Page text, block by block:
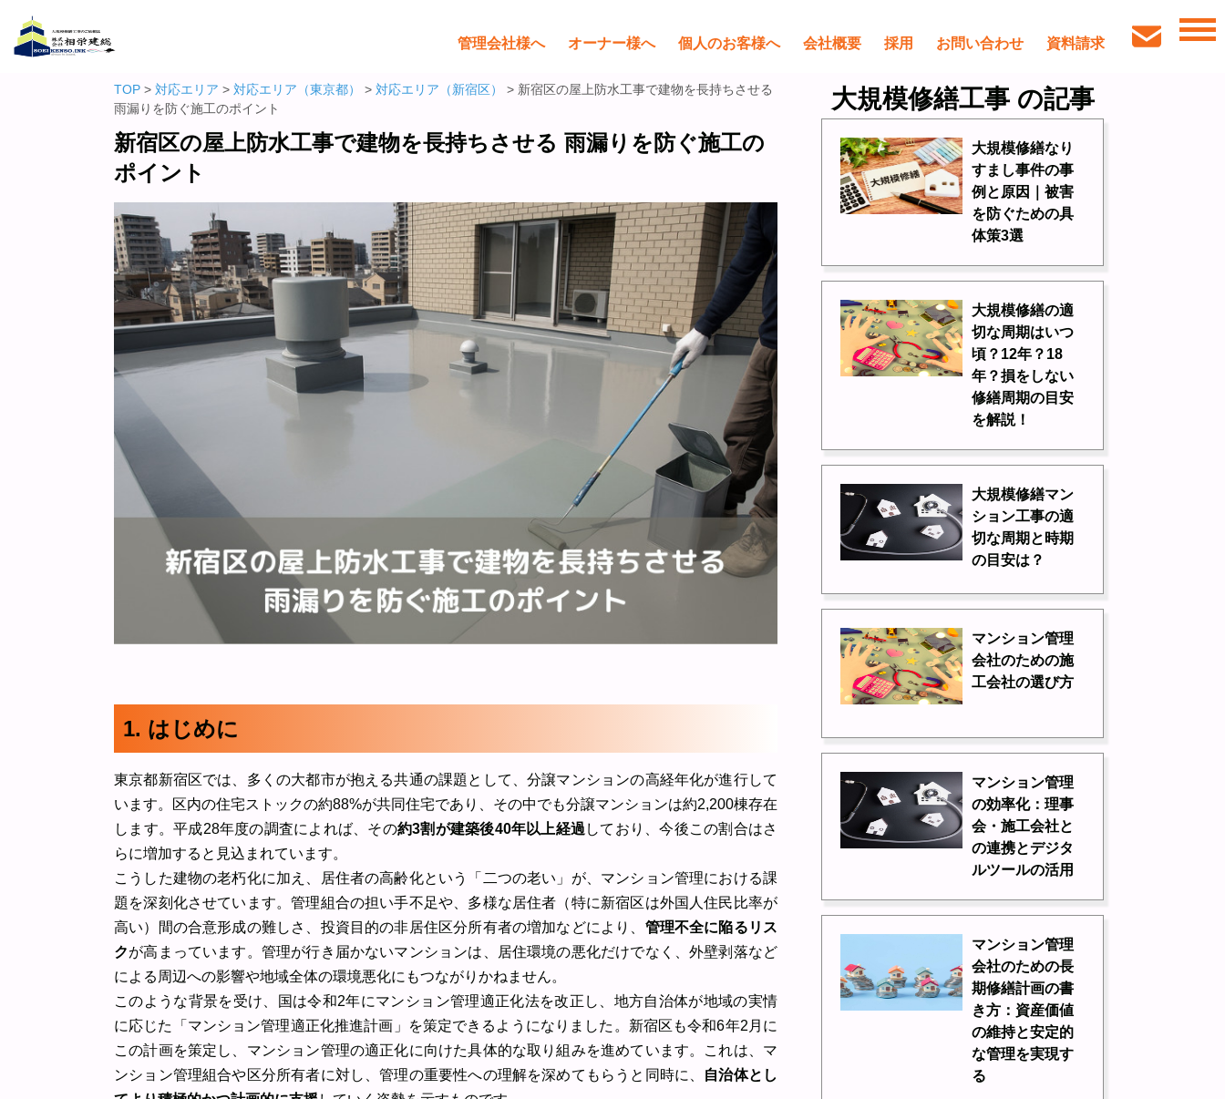
管理会社様へ オーナー様へ 個人のお客様へ 会社概要 採用 お問い合わせ 資料請求
TOP > 対応エリア > 対応エリア（東京都） > 対応エリア（新宿区）
> 新宿区の屋上防水工事で建物を長持ちさせる
雨漏りを防ぐ施工のポイント
新宿区の屋上防水工事で建物を長持ちさせる 雨漏りを防ぐ施工の
ポイント
1. はじめに
東京都新宿区では、多くの大都市が抱える共通の課題として、分譲マンションの高経年化が進行して
います。区内の住宅ストックの約88%が共同住宅であり、その中でも分譲マンションは約2,200棟存在
します。平成28年度の調査によれば、その約3割が建築後40年以上経過 しており、今後この割合はさ
らに増加すると見込まれています。
こうした建物の老朽化に加え、居住者の高齢化という「二つの老い」が、マンション管理における課
題を深刻化させています。管理組合の担い手不足や、多様な居住者（特に新宿区は外国人住民比率が
高い）間の合意形成の難しさ、投資目的の非居住区分所有者の増加などにより、 管理不全に陥るリス
クが高まっています。管理が行き届かないマンションは、居住環境の悪化だけでなく、外壁剥落など
による周辺への影響や地域全体の環境悪化にもつながりかねません。
このような背景を受け、国は令和2年にマンション管理適正化法を改正し、地方自治体が地域の実情
に応じた「マンション管理適正化推進計画」を策定できるようになりました。新宿区も令和6年2月に
この計画を策定し、マンション管理の適正化に向けた具体的な取り組みを進めています。これは、マ
ンション管理組合や区分所有者に対し、管理の重要性への理解を深めてもらうと同時に、
自治体とし
大規模修繕工事 の記事
大規模修繕なり
すまし事件の事
例と原因｜被害
を防ぐための具
体策3選
大規模修繕の適
切な周期はいつ
頃？12年？18
年？損をしない
修繕周期の目安
を解説！
大規模修繕マン
ション工事の適
切な周期と時期
の目安は？
マンション管理
会社のための施
工会社の選び方
マンション管理
の効率化：理事
会・施工会社と
の連携とデジタ
ルツールの活用
マンション管理
会社のための長
期修繕計画の書
き方：資産価値
の維持と安定的
な管理を実現す
る